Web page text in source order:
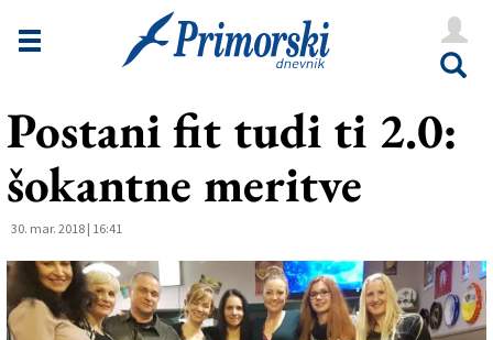
Novice
Goriška
Kultura
Še
Vreme
Postani fit tudi ti 2.0:
šokantne meritve
30. mar. 2018 | 16:41